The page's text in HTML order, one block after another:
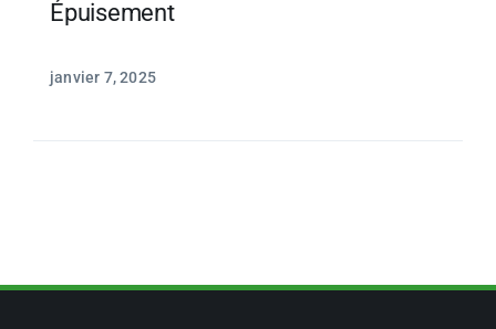
Épuisement
janvier 7, 2025